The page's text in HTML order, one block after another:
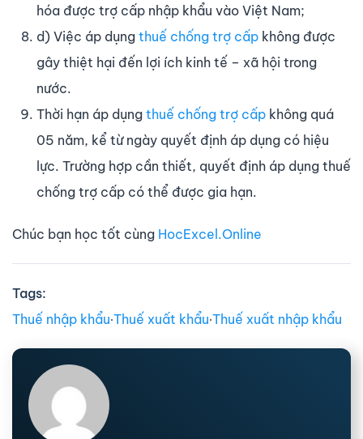
hóa được trợ cấp nhập khẩu vào Việt Nam;
d) Việc áp dụng thuế chống trợ cấp không được
gây thiệt hại đến lợi ích kinh tế – xã hội trong
nước.
Thời hạn áp dụng thuế chống trợ cấp không quá
05 năm, kể từ ngày quyết định áp dụng có hiệu
lực. Trường hợp cần thiết, quyết định áp dụng thuế
chống trợ cấp có thể được gia hạn.
Chúc bạn học tốt cùng HocExcel.Online
Tags:
Thuế nhập khẩu∙Thuế xuất khẩu∙Thuế xuất nhập khẩu